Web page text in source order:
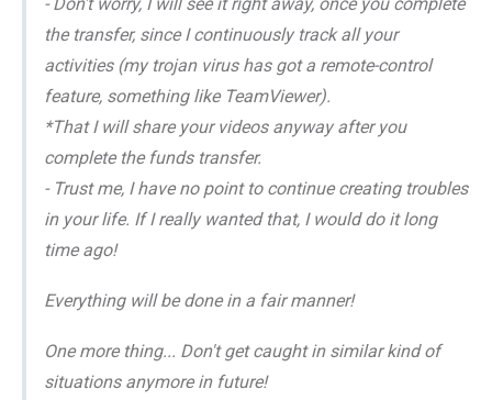
the transfer, since I continuously track all your
activities (my trojan virus has got a remote-control
feature, something like TeamViewer).
*That I will share your videos anyway after you
complete the funds transfer.
- Trust me, I have no point to continue creating troubles
in your life. If I really wanted that, I would do it long
time ago!
Everything will be done in a fair manner!
One more thing... Don't get caught in similar kind of
situations anymore in future!